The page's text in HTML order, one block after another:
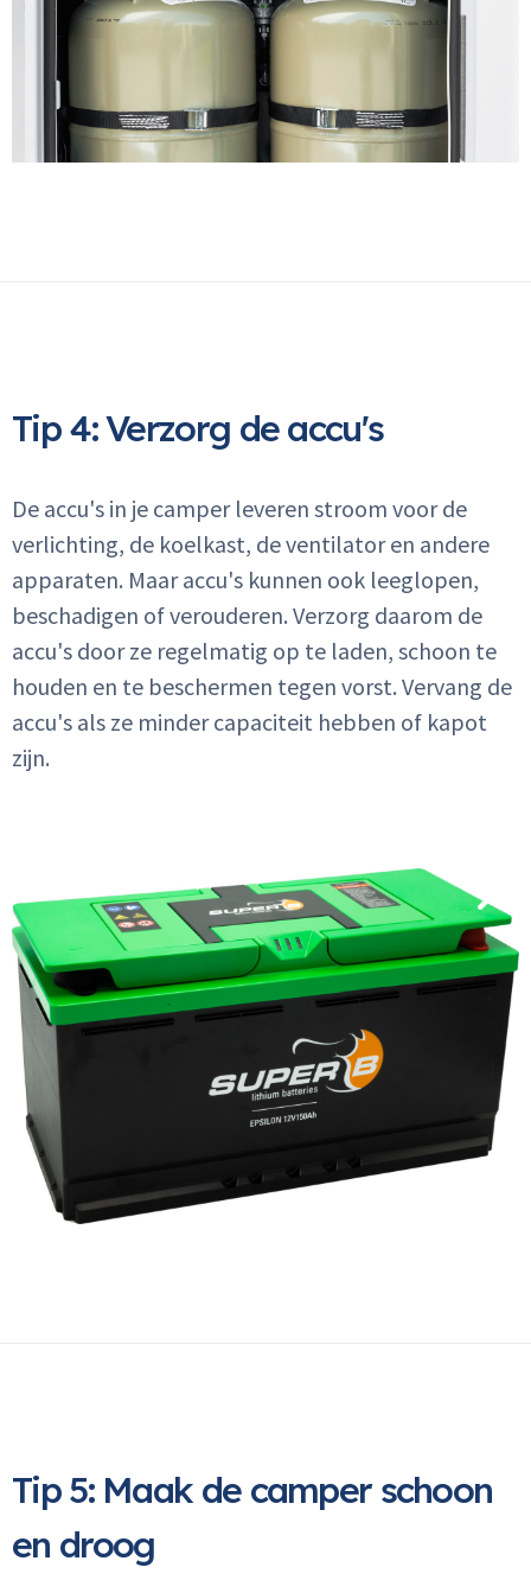
Tip 4: Verzorg de accu's
De accu's in je camper leveren stroom voor de
verlichting, de koelkast, de ventilator en andere
apparaten. Maar accu's kunnen ook leeglopen,
beschadigen of verouderen. Verzorg daarom de
accu's door ze regelmatig op te laden, schoon te
houden en te beschermen tegen vorst. Vervang de
accu's als ze minder capaciteit hebben of kapot
zijn.
Tip 5: Maak de camper schoon
en droog